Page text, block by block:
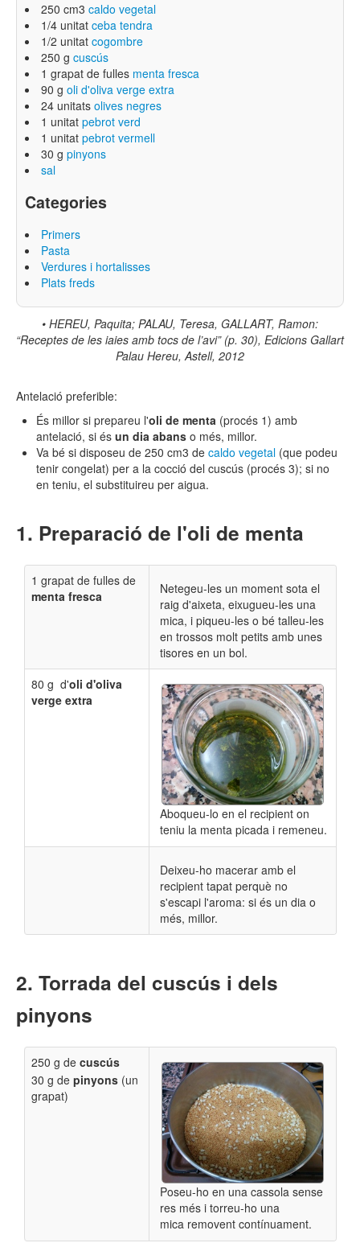
250 cm3 caldo vegetal
1/4 unitat ceba tendra
1/2 unitat cogombre
250 g cuscús
1 grapat de fulles menta fresca
90 g oli d'oliva verge extra
24 unitats olives negres
1 unitat pebrot verd
1 unitat pebrot vermell
30 g pinyons
sal
Categories
Primers
Pasta
Verdures i hortalisses
Plats freds
• HEREU, Paquita; PALAU, Teresa, GALLART, Ramon:
“Receptes de les iaies amb tocs de l’avi” (p. 30), Edicions Gallart
Palau Hereu, Astell, 2012
Antelació preferible:
És millor si prepareu l'oli de menta (procés 1) amb
antelació, si és un dia abans o més, millor.
Va bé si disposeu de 250 cm3 de caldo vegetal (que podeu
tenir congelat) per a la cocció del cuscús (procés 3); si no
en teniu, el substituireu per aigua.
Preparació de l'oli de menta
1 grapat de fulles de
menta fresca
Netegeu-les un moment sota el
raig d'aixeta, eixugueu-les una
mica, i piqueu-les o bé talleu-les
en trossos molt petits amb unes
tisores en un bol.
80 g d'oli d'oliva
verge extra
Aboqueu-lo en el recipient on
teniu la menta picada i remeneu.
Deixeu-ho macerar amb el
recipient tapat perquè no
s'escapi l'aroma: si és un dia o
més, millor.
Torrada del cuscús i dels
pinyons
250 g de cuscús
30 g de pinyons(un
grapat)
Poseu-ho en una cassola sense
res més i torreu-ho una
mica removent contínuament.